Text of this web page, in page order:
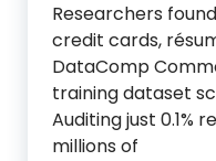
Researchers
credit cards,
DataComp
training dataset
Auditing just 0.1%
millions of